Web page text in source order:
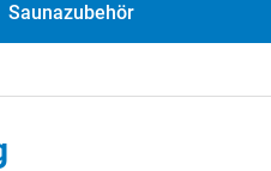
Saunazubehör